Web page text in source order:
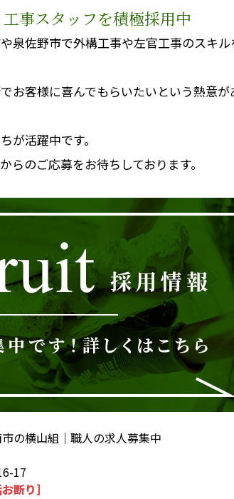
事スタッフを積極採用中
泉佐野市で外構工事や左官工事のスキ
お客様に喜んでもらいたいという熱意
が活躍中です。
らのご応募をお待ちしております。
の横山組｜職人の求人募集中
17
断り］